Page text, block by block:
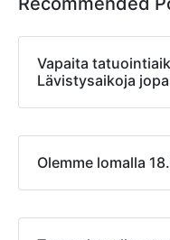
Vapaita
Lävistysaikoja
Olemme lomalla